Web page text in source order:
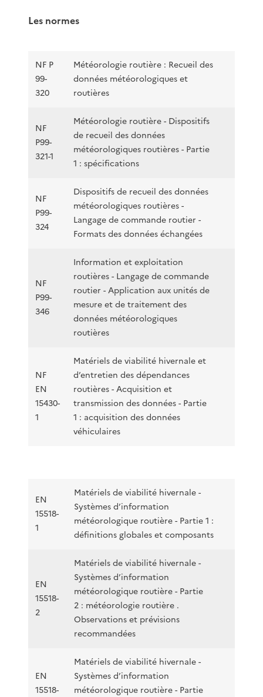
Les normes
NF P
99-
320
Météorologie routière : Recueil des
données météorologiques et
routières
NF
P99-
321-1
Météorologie routière - Dispositifs
de recueil des données
météorologiques routières - Partie
1 : spécifications
NF
P99-
324
Dispositifs de recueil des données
météorologiques routières -
Langage de commande routier -
Formats des données échangées
NF
P99-
346
Information et exploitation
routières - Langage de commande
routier - Application aux unités de
mesure et de traitement des
données météorologiques
routières
NF
EN
15430-
1
Matériels de viabilité hivernale et
d’entretien des dépendances
routières - Acquisition et
transmission des données - Partie
1 : acquisition des données
véhiculaires
EN
15518-
1
Matériels de viabilité hivernale -
Systèmes d’information
météorologique routière - Partie 1 :
définitions globales et composants
EN
15518-
2
Matériels de viabilité hivernale -
Systèmes d’information
météorologique routière - Partie
2 : météorologie routière .
Observations et prévisions
recommandées
EN
15518-
Matériels de viabilité hivernale -
Systèmes d’information
météorologique routière - Partie